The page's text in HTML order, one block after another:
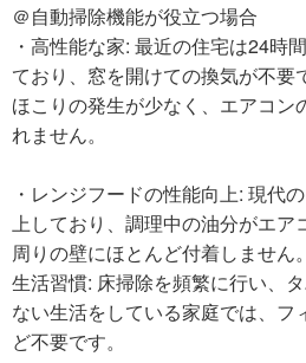
＠自動掃除機能が役立つ場合
・高性能な家: 最近の住宅は24時
ており、窓を開けての換気が不要
ほこりの発生が少なく、エアコン
れません。
・レンジフードの性能向上: 現代
上しており、調理中の油分がエ
周りの壁にほとんど付着しません。
生活習慣: 床掃除を頻繁に行い、
ない生活をしている家庭では、フ
ど不要です。